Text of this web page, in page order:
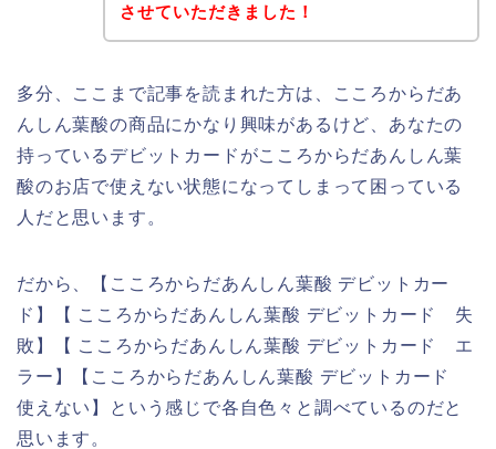
させていただきました！
多分、ここまで記事を読まれた方は、こころからだあ
んしん葉酸の商品にかなり興味があるけど、あなたの
持っているデビットカードがこころからだあんしん葉
酸のお店で使えない状態になってしまって困っている
人だと思います。
だから、【こころからだあんしん葉酸 デビットカー
ド】【 こころからだあんしん葉酸 デビットカード 失
敗】【 こころからだあんしん葉酸 デビットカード エ
ラー】【こころからだあんしん葉酸 デビットカード
使えない】という感じで各自色々と調べているのだと
思います。